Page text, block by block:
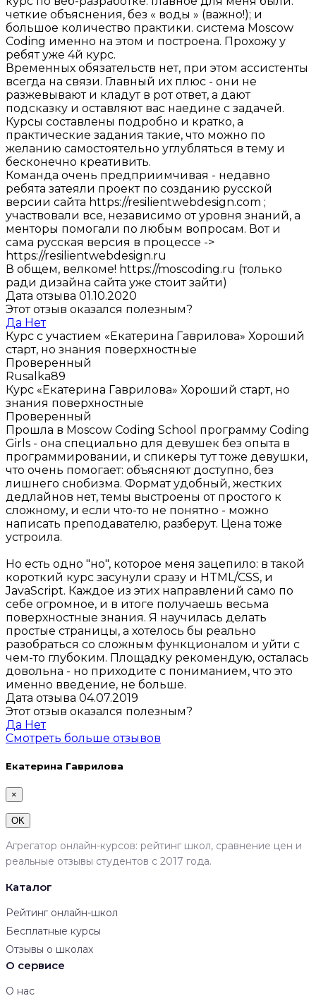
четкие объяснения, без « воды » (важно!); и
большое количество практики. система Moscow
Coding именно на этом и построена. Прохожу у
ребят уже 4й курс.
Временных обязательств нет, при этом ассистенты
всегда на связи. Главный их плюс - они не
разжевывают и кладут в рот ответ, а дают
подсказку и оставляют вас наедине с задачей.
Курсы составлены подробно и кратко, а
практические задания такие, что можно по
желанию самостоятельно углубляться в тему и
бесконечно креативить.
Команда очень предприимчивая - недавно
ребята затеяли проект по созданию русской
версии сайта https://resilientwebdesign.com ;
участвовали все, независимо от уровня знаний, а
менторы помогали по любым вопросам. Вот и
сама русская версия в процессе ->
https://resilientwebdesign.ru
В общем, велкоме! https://moscoding.ru (только
ради дизайна сайта уже стоит зайти)
Дата отзыва 01.10.2020
Этот отзыв оказался полезным?
Да Нет
Курс с участием «Екатерина Гаврилова» Хороший
старт, но знания поверхностные
Проверенный
Rusalka89
Курс «Екатерина Гаврилова» Хороший старт, но
знания поверхностные
Проверенный
Прошла в Moscow Coding School программу Coding
Girls - она специально для девушек без опыта в
программировании, и спикеры тут тоже девушки,
что очень помогает: объясняют доступно, без
лишнего снобизма. Формат удобный, жестких
дедлайнов нет, темы выстроены от простого к
сложному, и если что-то не понятно - можно
написать преподавателю, разберут. Цена тоже
устроила.
Но есть одно "но", которое меня зацепило: в такой
короткий курс засунули сразу и HTML/CSS, и
JavaScript. Каждое из этих направлений само по
себе огромное, и в итоге получаешь весьма
поверхностные знания. Я научилась делать
простые страницы, а хотелось бы реально
разобраться со сложным функционалом и уйти с
чем-то глубоким. Площадку рекомендую, осталась
довольна - но приходите с пониманием, что это
именно введение, не больше.
Дата отзыва 04.07.2019
Этот отзыв оказался полезным?
Да Нет
Смотреть больше отзывов
Екатерина Гаврилова
×
OK
Агрегатор онлайн-курсов: рейтинг школ, сравнение цен и
реальные отзывы студентов с 2017 года.
Каталог
Рейтинг онлайн-школ
Бесплатные курсы
Отзывы о школах
О сервисе
О нас